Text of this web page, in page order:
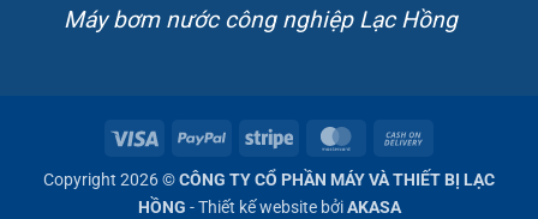
Máy bơm nước công nghiệp Lạc Hồng
Visa PayPal Stripe MasterCard
On
Delivery
Copyright 2026 ©CÔNG TY CỔ PHẦN MÁY VÀ THIẾT BỊ LẠC
HỒNG - Thiết kế website bởiAKASA